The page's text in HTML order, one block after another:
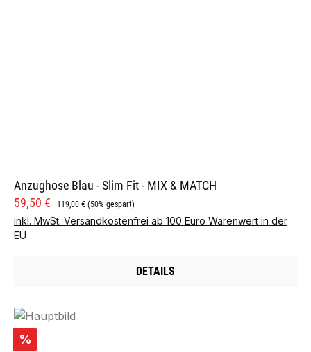
Anzughose Blau - Slim Fit - MIX & MATCH
Verkaufspreis:
59,50 € Regulärer Preis:
119,00 € (50% gespart)
inkl. MwSt. Versandkostenfrei ab 100 Euro Warenwert in der
EU
DETAILS
Rabatt
%